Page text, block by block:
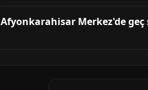
Afyonkarahisar Merkez'de geç